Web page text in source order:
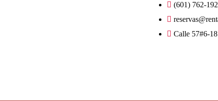
(601) 762-
Calle 57#6-18